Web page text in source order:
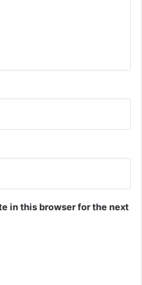
in this browser for the next